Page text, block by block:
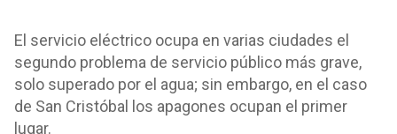
El servicio eléctrico ocupa en varias ciudades el
segundo problema de servicio público más grave,
solo superado por el agua; sin embargo, en el caso
de San Cristóbal los apagones ocupan el primer
lugar.